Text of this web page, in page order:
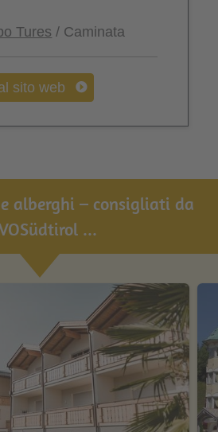
Tures / Caminata
sito web
alberghi – consigliati da
...